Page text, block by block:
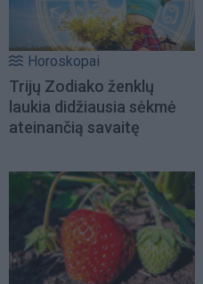
Horoskopai
Trijų Zodiako ženklų
laukia didžiausia sėkmė
ateinančią savaitę